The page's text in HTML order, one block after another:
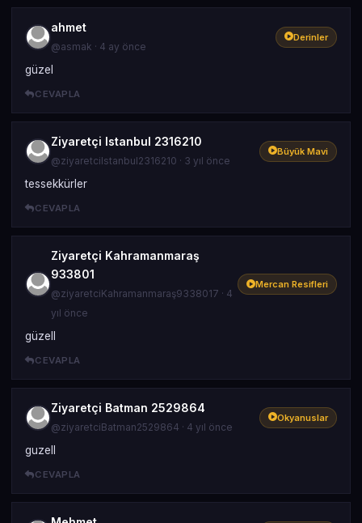
ahmet
@asmak · 4 ay önce
Derinler
güzel
CEVAPLA
Ziyaretçi Istanbul 2316210
@ziyaretciIstanbul2316210 · 3 yıl önce
Büyük Mavi
tessekkürler
CEVAPLA
Ziyaretçi Kahramanmaraş
933801
@ziyaretciKahramanmaraş9338017 · 4
yıl önce
Mercan Resifleri
güzell
CEVAPLA
Ziyaretçi Batman 2529864
@ziyaretciBatman2529864 · 4 yıl önce
Okyanuslar
guzell
CEVAPLA